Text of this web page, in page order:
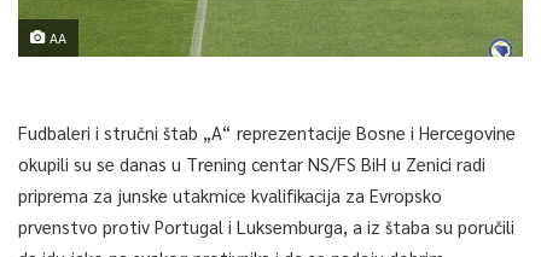
AA
Fudbaleri i stručni štab „A“ reprezentacije Bosne i Hercegovine
okupili su se danas u Trening centar NS/FS BiH u Zenici radi
priprema za junske utakmice kvalifikacija za Evropsko
prvenstvo protiv Portugal i Luksemburga, a iz štaba su poručili